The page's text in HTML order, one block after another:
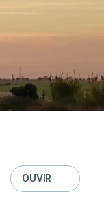
OUVIR